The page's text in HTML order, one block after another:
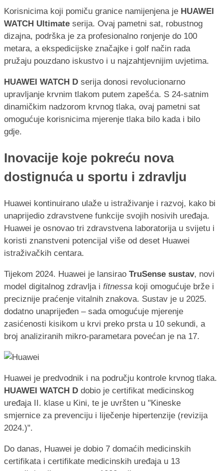
Korisnicima koji pomiču granice namijenjena je HUAWEI
WATCH Ultimate serija. Ovaj pametni sat, robustnog
dizajna, podrška je za profesionalno ronjenje do 100
metara, a ekspedicijske značajke i golf način rada
pružaju pouzdano iskustvo i u najzahtjevnijim uvjetima.
HUAWEI WATCH D serija donosi revolucionarno
upravljanje krvnim tlakom putem zapešća. S 24-satnim
dinamičkim nadzorom krvnog tlaka, ovaj pametni sat
omogućuje korisnicima mjerenje tlaka bilo kada i bilo
gdje.
Inovacije koje pokreću nova
dostignuća u sportu i zdravlju
Huawei kontinuirano ulaže u istraživanje i razvoj, kako bi
unaprijedio zdravstvene funkcije svojih nosivih uređaja.
Huawei je osnovao tri zdravstvena laboratorija u svijetu i
koristi znanstveni potencijal više od deset Huawei
istraživačkih centara.
Tijekom 2024. Huawei je lansirao TruSense sustav, novi
model digitalnog zdravlja i fitnessa koji omogućuje brže i
preciznije praćenje vitalnih znakova. Sustav je u 2025.
dodatno unaprijeđen – sada omogućuje mjerenje
zasićenosti kisikom u krvi preko prsta u 10 sekundi, a
broj analiziranih mikro-parametara povećan je na 17.
Huawei je predvodnik i na području kontrole krvnog tlaka.
HUAWEI WATCH D dobio je certifikat medicinskog
uređaja II. klase u Kini, te je uvršten u "Kineske
smjernice za prevenciju i liječenje hipertenzije (revizija
2024.)".
Do danas, Huawei je dobio 7 domaćih medicinskih
certifikata i certifikate medicinskih uređaja u 13